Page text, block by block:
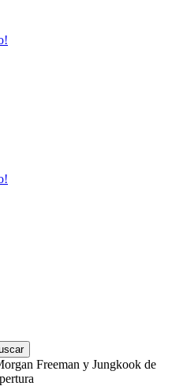
Freeman y Jungkook de